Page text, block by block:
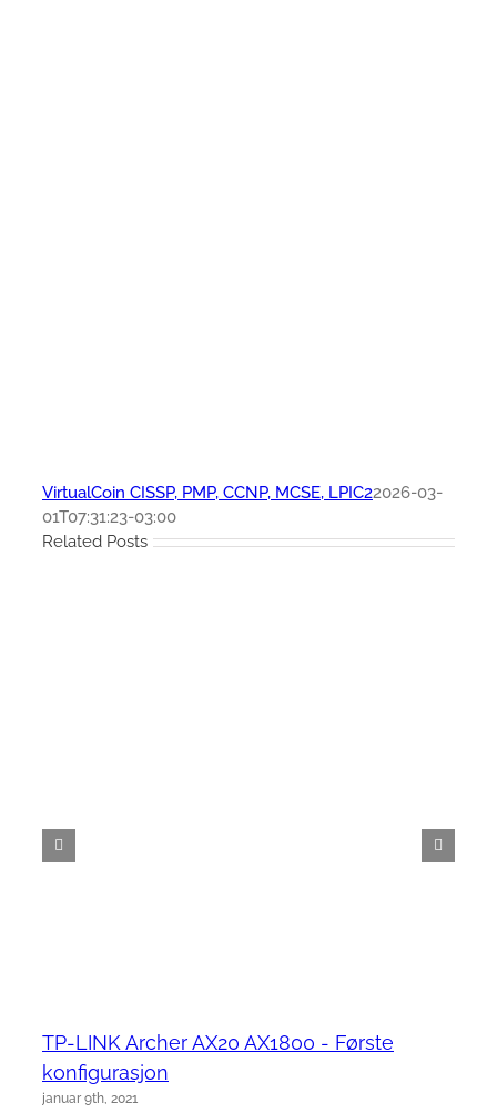
VirtualCoin CISSP, PMP, CCNP, MCSE, LPIC22026-03-
01T07:31:23-03:00
Related Posts
TP-LINK Archer AX20 AX1800 - Første
konfigurasjon
januar 9th, 2021